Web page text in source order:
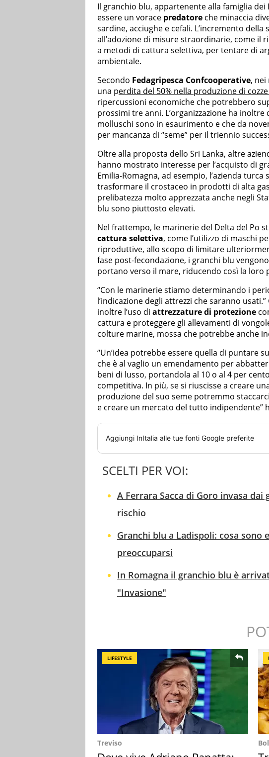
Il granchio blu, appartenente alla famiglia
essere un vorace predatore che minaccia
sardine, acciughe e cefali. L’incremento
all’adozione di misure straordinarie, come il
a metodi di cattura selettiva, per tentare di
ambientale.
Secondo Fedagripesca Confcooperative, nei
una perdita del 50% nella produzione di
ripercussioni economiche che potrebbero
prossimi tre anni. L’organizzazione ha
molluschi sono in esaurimento e che da
per mancanza di “seme” per il triennio
Oltre alla proposta dello Sri Lanka, altre
hanno mostrato interesse per l’acquisto di
Emilia-Romagna, ad esempio, l’azienda
trasformare il crostaceo in prodotti di alta
prelibatezza molto apprezzata anche negli
blu sono piuttosto elevati.
Nel frattempo, le marinerie del Delta del Po
cattura selettiva, come l’utilizzo di maschi
riproduttive, allo scopo di limitare
fase post-fecondazione, i granchi blu
portano verso il mare, riducendo così la loro
“Con le marinerie stiamo determinando i
l’indicazione degli attrezzi che saranno
inoltre l’uso di attrezzature di protezione
cattura e proteggere gli allevamenti di
colture marine, mossa che potrebbe anche
“Un’idea potrebbe essere quella di puntare
che è al vaglio un emendamento per
beni di lusso, portandola al 10 o al 4 per
competitiva. In più, se si riuscisse a creare
produzione del suo seme potremmo
e creare un mercato del tutto indipendente”
Aggiungi InItalia alle tue fonti Google preferite
SCELTI PER VOI:
A Ferrara Sacca di Goro invasa dai
rischio
Granchi blu a Ladispoli: cosa sono
preoccuparsi
In Romagna il granchio blu è
"Invasione"
LIFESTYLE
Treviso